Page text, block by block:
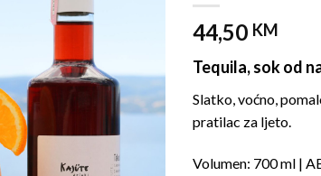
44,50 KM
Tequila, sok od
Slatko, voćno,
pratilac za ljeto.
Volumen: 700 ml |